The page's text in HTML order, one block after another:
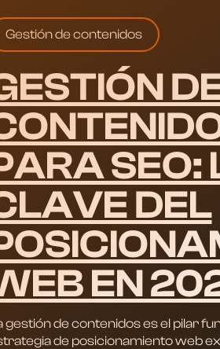
Gestión de contenidos
SEO:
DEL
EN
gestión de contenidos es el pilar
de posicionamiento web